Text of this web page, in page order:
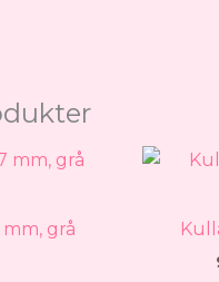
grå